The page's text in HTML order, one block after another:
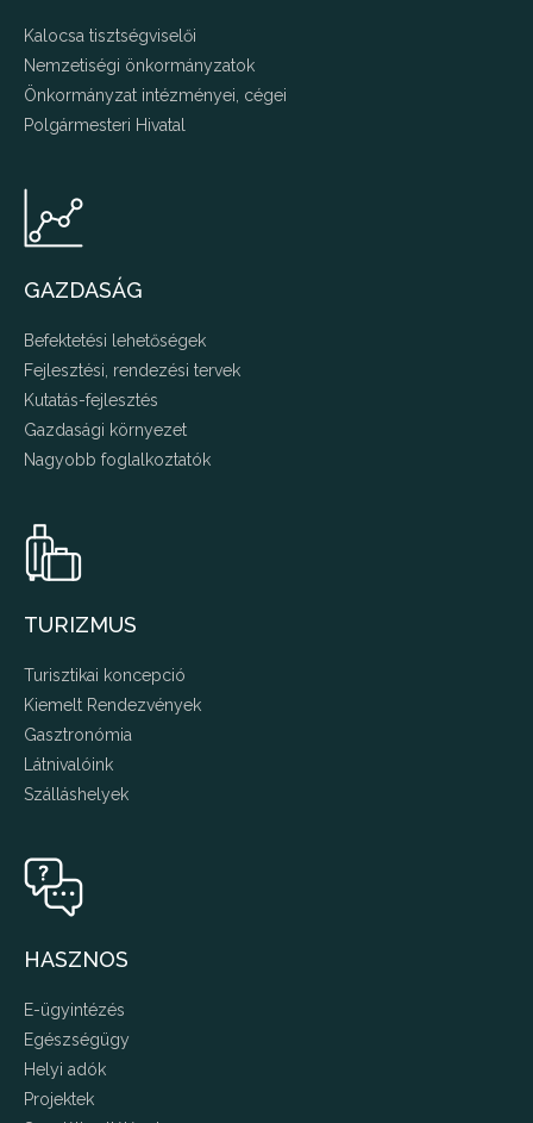
Kalocsa tisztségviselői
Nemzetiségi önkormányzatok
Önkormányzat intézményei, cégei
Polgármesteri Hivatal
GAZDASÁG
Befektetési lehetőségek
Fejlesztési, rendezési tervek
Kutatás-fejlesztés
Gazdasági környezet
Nagyobb foglalkoztatók
TURIZMUS
Turisztikai koncepció
Kiemelt Rendezvények
Gasztronómia
Látnivalóink
Szálláshelyek
HASZNOS
E-ügyintézés
Egészségügy
Helyi adók
Projektek